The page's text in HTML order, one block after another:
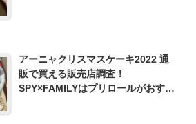
アーニャクリスマスケーキ2022 通
販で買える販売店調査！
SPY×FAMILYはプリロールがおすす